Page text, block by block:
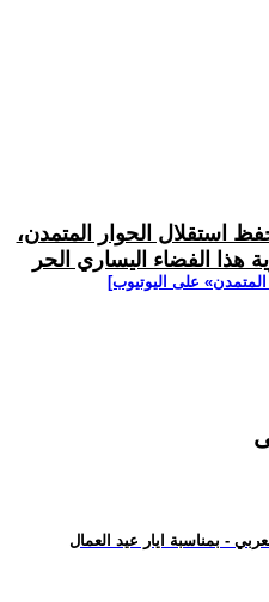
استقلال الحوار المتمدن،
هذا الفضاء اليساري الحر
على اليوتيوب]
- بمناسبة ايار عيد العمال